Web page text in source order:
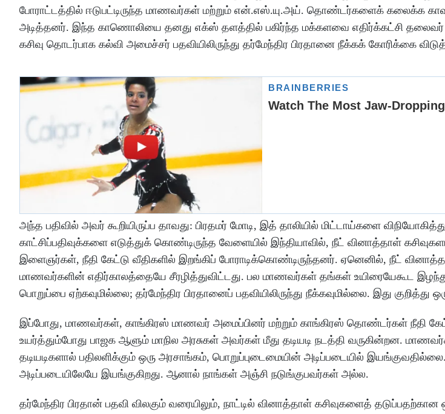
போராட்டத்தில் ஈடுபட்டிருந்த மாணவர்கள் மற்றும் என்.எஸ்.யு.அய். தொண்டர்களைக் கலைக்க
அடித்தனர். இந்த காணொலியை தனது எக்ஸ் தளத்தில் பகிர்ந்த மக்களவை எதிர்க்கட்சி தலைவர்
கசிவு தொடர்பாக கல்வி அமைச்சர் பதவியிலிருந்து தர்மேந்திர பிரதானை நீக்கக் கோரிக்கை
அந்த பதிவில் அவர் கூறியிருப்ப தாவது: பிரதமர் மோடி, இத் தாலியில் மிட்டாய்களை
காட்சிப்பதிவுக்களை எடுத்துக் கொண்டிருந்த வேளையில் இந்தியாவில், நீட் வினாத்தாள்
இளைஞர்கள், நீதி கேட்டு வீதிகளில் இறங்கிப் போராடிக்கொண்டிருந்தனர். ஏனெனில், நீட்
மாணவர்களின் எதிர்காலத்தையே சீரழித்துவிட்டது. பல மாணவர்கள் தங்கள் உயிரையேகூட
பொறுப்பை ஏற்கவுமில்லை; தர்மேந்திர பிரதானைப் பதவியிலிருந்து நீக்கவுமில்லை. இது குறித்து
இப்போது, மாணவர்கள், காங்கிரஸ் மாணவர் அமைப்பினர் மற்றும் காங்கிரஸ் தொண்டர்கள் நீதி
உயர்த்தும்போது பாஜக ஆளும் மாநில அரசுகள் அவர்கள் மீது தடியடி நடத்தி வருகின்றன.
தடியடிகளால் பதிலளிக்கும் ஒரு அரசாங்கம், பொறுப்புடைமையின் அடிப்படையில்
அடிப்படையிலேயே இயங்குகிறது. ஆனால் நாங்கள் அஞ்சி நடுங்குபவர்கள் அல்ல.
தர்மேந்திர பிரதான் பதவி விலகும் வரையிலும், நாட்டில் வினாத்தாள் கசிவுகளைத் தடுப்பதற்கான